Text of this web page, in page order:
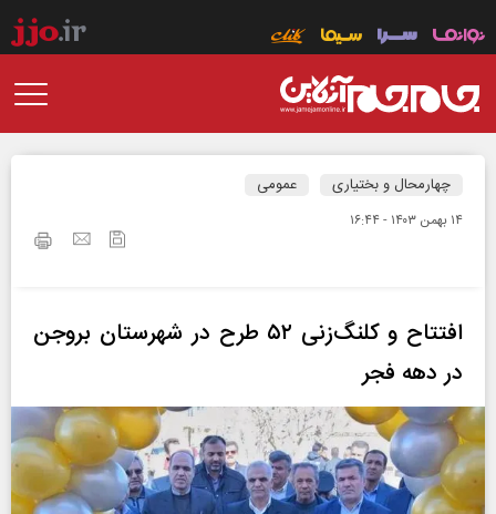
چهارمحال و بختیاری عمومی
۱۴ بهمن ۱۴۰۳ - ۱۶:۴۴
افتتاح و کلنگ‌زنی ۵۲ طرح در شهرستان بروجن
در دهه فجر